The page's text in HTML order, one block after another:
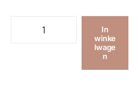
In
winke
lwage
n